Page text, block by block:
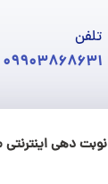
تلفن
09903868631
نوبت دهی